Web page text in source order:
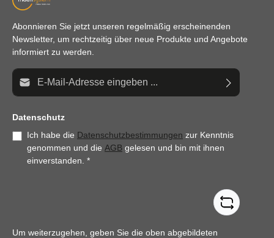
Abonnieren Sie jetzt unseren regelmäßig erscheinenden
Newsletter, um rechtzeitig über neue Produkte und Angebote
informiert zu werden.
E-Mail-Adresse*
Datenschutz
Ich habe die Datenschutzbestimmungen zur Kenntnis
genommen und die AGB gelesen und bin mit ihnen
einverstanden. *
Um weiterzugehen, geben Sie die oben abgebildeten